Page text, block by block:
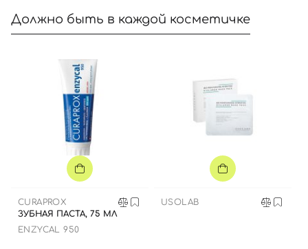
Должно быть в каждой косметичке
CURAPROX
ЗУБНАЯ ПАСТА, 75 МЛ
ENZYCAL 950
USOLAB